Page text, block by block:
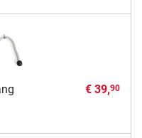
€ 39,90